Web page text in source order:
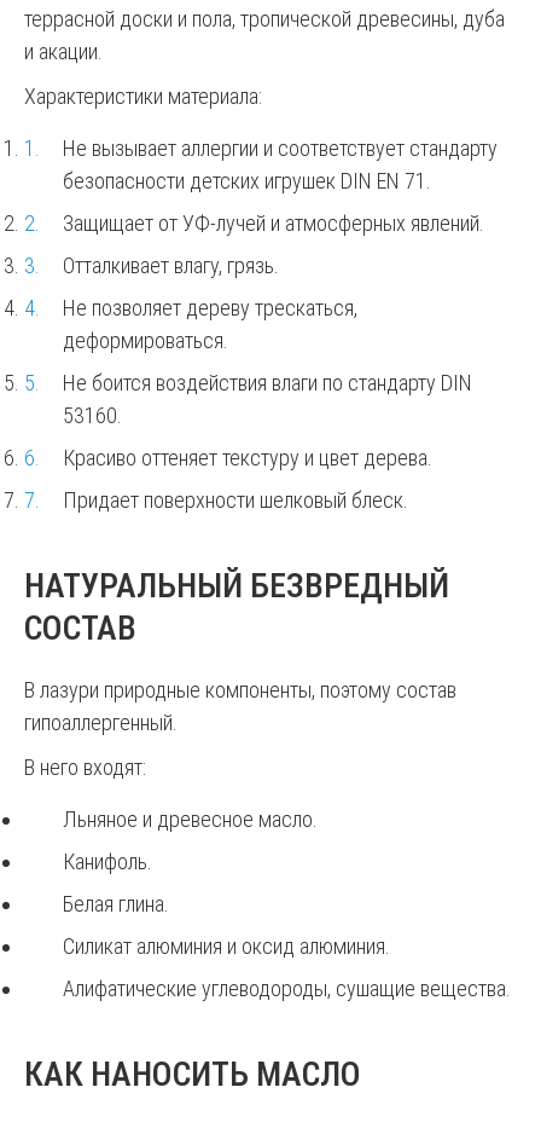
террасной доски и пола, тропической древесины, дуба
и акации.
Характеристики материала:
Не вызывает аллергии и соответствует стандарту
безопасности детских игрушек DIN EN 71.
Защищает от УФ-лучей и атмосферных явлений.
Отталкивает влагу, грязь.
Не позволяет дереву трескаться,
деформироваться.
Не боится воздействия влаги по стандарту DIN
53160.
Красиво оттеняет текстуру и цвет дерева.
Придает поверхности шелковый блеск.
НАТУРАЛЬНЫЙ БЕЗВРЕДНЫЙ
СОСТАВ
В лазури природные компоненты, поэтому состав
гипоаллергенный.
В него входят:
Льняное и древесное масло.
Канифоль.
Белая глина.
Силикат алюминия и оксид алюминия.
Алифатические углеводороды, сушащие вещества.
КАК НАНОСИТЬ МАСЛО